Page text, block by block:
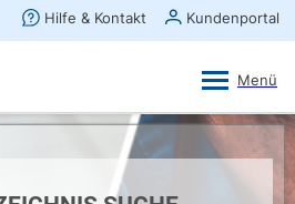
App
laden
Ansehen